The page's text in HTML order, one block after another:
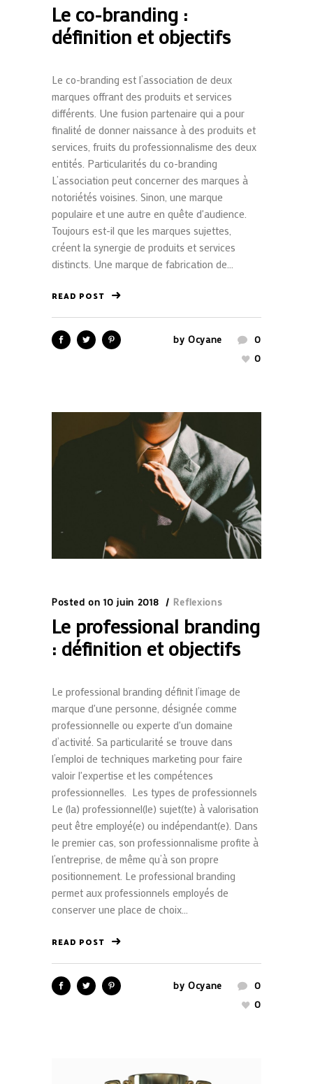
Le co-branding :
définition et objectifs
Le co-branding est l’association de deux
marques offrant des produits et services
différents. Une fusion partenaire qui a pour
finalité de donner naissance à des produits et
services, fruits du professionnalisme des deux
entités. Particularités du co-branding
L’association peut concerner des marques à
notoriétés voisines. Sinon, une marque
populaire et une autre en quête d'audience.
Toujours est-il que les marques sujettes,
créent la synergie de produits et services
distincts. Une marque de fabrication de...
READ POST
by Ocyane
0
0
Posted on 10 juin 2018 Reflexions
Le professional branding
: définition et objectifs
Le professional branding définit l’image de
marque d'une personne, désignée comme
professionnelle ou experte d'un domaine
d’activité. Sa particularité se trouve dans
l’emploi de techniques marketing pour faire
valoir l'expertise et les compétences
professionnelles. Les types de professionnels
Le (la) professionnel(le) sujet(te) à valorisation
peut être employé(e) ou indépendant(e). Dans
le premier cas, son professionnalisme profite à
l’entreprise, de même qu’à son propre
positionnement. Le professional branding
permet aux professionnels employés de
conserver une place de choix...
READ POST
by Ocyane
0
0